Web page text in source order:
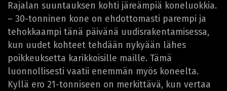
Rajalan suuntauksen kohti järeämpiä koneluokkia.
– 30-tonninen kone on ehdottomasti parempi ja
tehokkaampi tänä päivänä uudisrakentamisessa,
kun uudet kohteet tehdään nykyään lähes
poikkeuksetta karikkoisille maille. Tämä
luonnollisesti vaatii enemmän myös koneelta.
Kyllä ero 21-tonniseen on merkittävä, kun vertaa